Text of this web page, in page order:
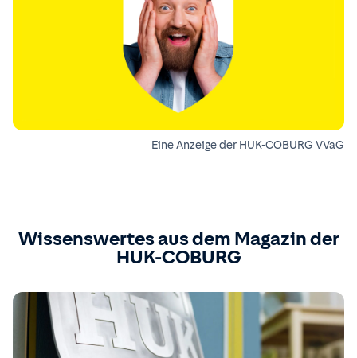
Eine Anzeige der HUK-COBURG VVaG
Wissenswertes aus dem Magazin der
HUK-COBURG